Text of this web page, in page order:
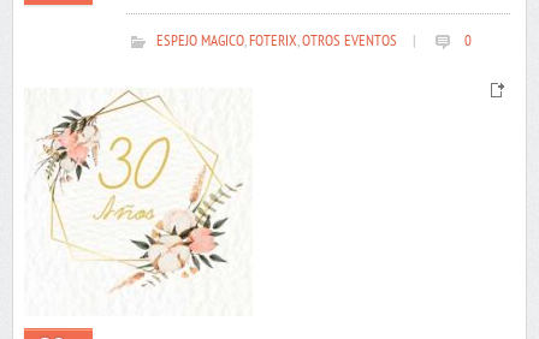
ESPEJO MAGICO,FOTERIX,OTROS EVENTOS 0